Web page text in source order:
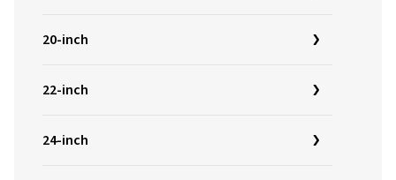
20-inch
22-inch
24-inch